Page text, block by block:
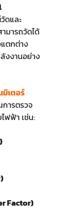
ดและ
มารถวัดได้
ตกต่าง
งงานอย่าง
เตอร์
ารตรวจ
ฟฟ้า เช่น:
Factor)